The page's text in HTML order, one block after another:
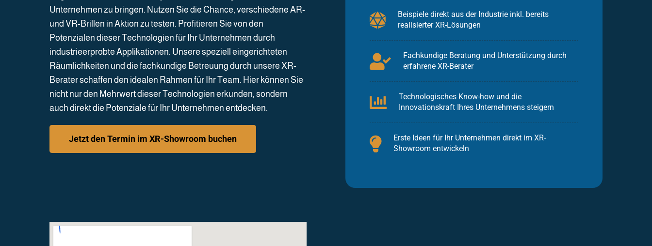
Unternehmen zu bringen. Nutzen Sie die Chance, verschiedene AR-
und VR-Brillen in Aktion zu testen. Profitieren Sie von den
Potenzialen dieser Technologien für Ihr Unternehmen durch
industrieerprobte Applikationen. Unsere speziell eingerichteten
Räumlichkeiten und die fachkundige Betreuung durch unsere XR-
Berater schaffen den idealen Rahmen für Ihr Team. Hier können Sie
nicht nur den Mehrwert dieser Technologien erkunden, sondern
auch direkt die Potenziale für Ihr Unternehmen entdecken.
Jetzt den Termin im XR-Showroom buchen
Beispiele direkt aus der Industrie inkl. bereits
realisierter XR-Lösungen
Fachkundige Beratung und Unterstützung durch
erfahrene XR-Berater
Technologisches Know-how und die
Innovationskraft Ihres Unternehmens steigern
Erste Ideen für Ihr Unternehmen direkt im XR-
Showroom entwickeln